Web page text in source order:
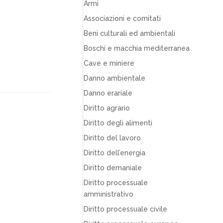
Armi
Associazioni e comitati
Beni culturali ed ambientali
Boschi e macchia mediterranea
Cave e miniere
Danno ambientale
Danno erariale
Diritto agrario
Diritto degli alimenti
Diritto del lavoro
Diritto dell’energia
Diritto demaniale
Diritto processuale
amministrativo
Diritto processuale civile